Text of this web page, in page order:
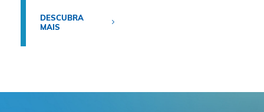
DESCUBRA
MAIS